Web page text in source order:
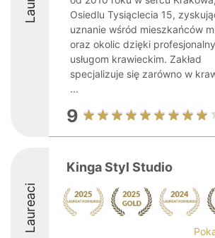
Osiedlu Tysiąclecia 15,
uznanie wśród mieszkańców
oraz okolic dzięki
usługom krawieckim. Zakład
specjalizuje się zarówno w
...
9
Laureaci
Kinga Styl Studio